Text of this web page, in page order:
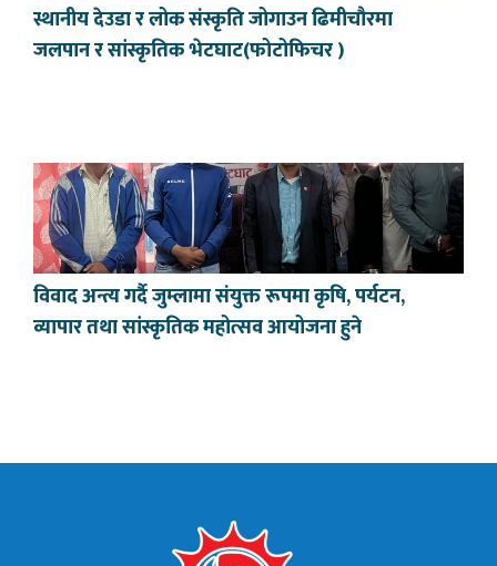
स्थानीय देउडा र लोक संस्कृति जोगाउन ढिमीचौरमा
जलपान र सांस्कृतिक भेटघाट(फोटोफिचर )
विवाद अन्त्य गर्दै जुम्लामा संयुक्त रूपमा कृषि, पर्यटन,
व्यापार तथा सांस्कृतिक महोत्सव आयोजना हुने